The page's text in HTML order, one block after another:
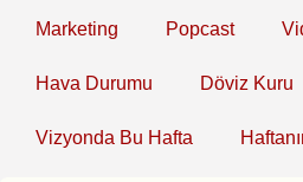
Marketing Popcast
Hava Durumu Döviz Kuru
Vizyonda Bu Hafta